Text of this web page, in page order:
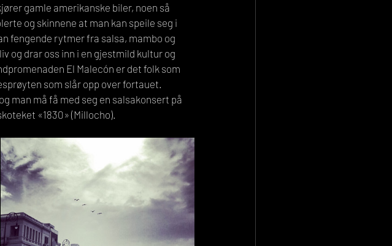
gamle amerikanske biler, noen så
og skinnene at man kan speile seg i
fengende rytmer fra salsa, mambo og
og drar oss inn i en gjestmild kultur og
El Malecón er det folk som
som slår opp over fortauet.
man må få med seg en salsakonsert på
«1830» (Millocho).